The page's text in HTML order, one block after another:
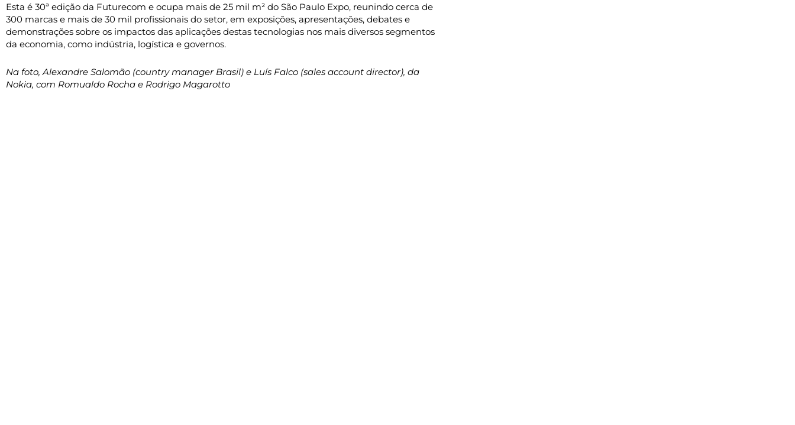
Esta é 30ª edição da Futurecom e ocupa mais de 25 mil m² do São Paulo Expo, reunindo cerca de
300 marcas e mais de 30 mil profissionais do setor, em exposições, apresentações, debates e
demonstrações sobre os impactos das aplicações destas tecnologias nos mais diversos segmentos
da economia, como indústria, logística e governos.
Na foto, Alexandre Salomão (country manager Brasil) e Luís Falco (sales account director), da
Nokia, com Romualdo Rocha e Rodrigo Magarotto